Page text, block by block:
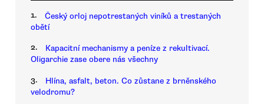
1.
Český orloj nepotrestaných viníků a trestaných
obětí
2.
Kapacitní mechanismy a peníze z rekultivací.
Oligarchie zase obere nás všechny
3.
Hlína, asfalt, beton. Co zůstane z brněnského
velodromu?